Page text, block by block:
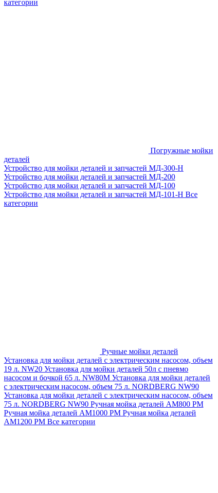
категории
Погружные мойки
деталей
Устройство для мойки деталей и запчастей МД-300-H
Устройство для мойки деталей и запчастей МД-200
Устройство для мойки деталей и запчастей МД-100
Устройство для мойки деталей и запчастей МД-101-Н Все
категории
Ручные мойки деталей
Установка для мойки деталей с электрическим насосом, объем
19 л. NW20 Установка для мойки деталей 50л с пневмо
насосом и бочкой 65 л. NW80M Установка для мойки деталей
с электрическим насосом, объем 75 л. NORDBERG NW90
Установка для мойки деталей с электрическим насосом, объем
75 л. NORDBERG NW90 Ручная мойка деталей АМ800 РМ
Ручная мойка деталей АМ1000 РМ Ручная мойка деталей
АМ1200 РМ Все категории